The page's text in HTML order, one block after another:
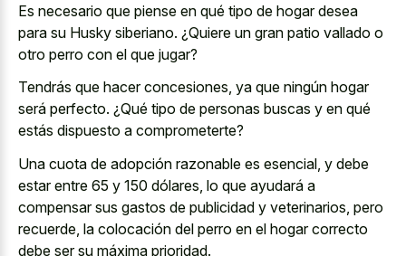
Es necesario que piense en qué tipo de hogar desea
para su Husky siberiano. ¿Quiere un gran patio vallado o
otro perro con el que jugar?
Tendrás que hacer concesiones, ya que ningún hogar
será perfecto. ¿Qué tipo de personas buscas y en qué
estás dispuesto a comprometerte?
Una cuota de adopción razonable es esencial, y debe
estar entre 65 y 150 dólares, lo que ayudará a
compensar sus gastos de publicidad y veterinarios, pero
recuerde, la colocación del perro en el hogar correcto
debe ser su máxima prioridad.